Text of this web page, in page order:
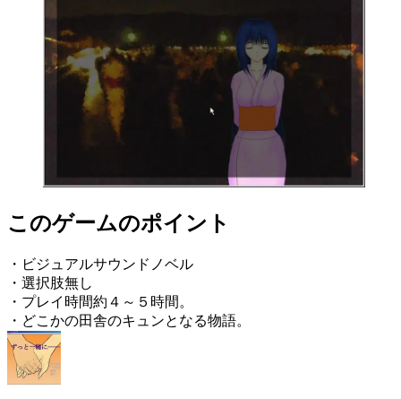
このゲームのポイント
・ビジュアルサウンドノベル
・選択肢無し
・プレイ時間約４～５時間。
・どこかの田舎のキュンとなる物語。